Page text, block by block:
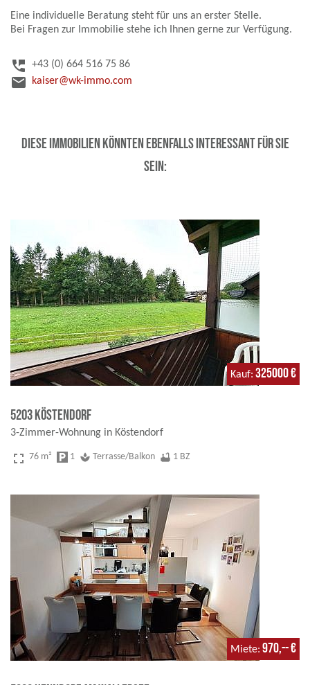
Eine individuelle Beratung steht für uns an erster Stelle.
Bei Fragen zur Immobilie stehe ich Ihnen gerne zur Verfügung.
perm_phone_msg +43 (0) 664 516 75 86
email kaiser@wk-immo.com
Diese Immobilien könnten ebenfalls interessant für Sie
sein:
Kauf 325000 €
5203 Köstendorf
3-Zimmer-Wohnung in Köstendorf
fullscreen 76 m² local_parking 1 spa Terrasse/Balkon bathtub 1 BZ
Miete 970,-- €